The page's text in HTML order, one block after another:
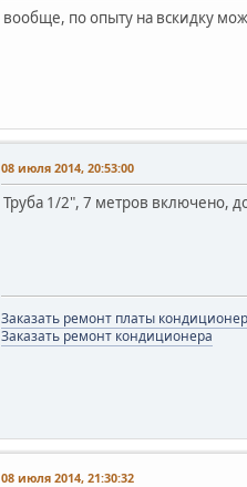
вообще, по опыту на вскидку
08 июля 2014, 20:53:00
Труба 1/2", 7 метров включено,
Заказать ремонт платы
Заказать ремонт кондиционера
08 июля 2014, 21:30:32